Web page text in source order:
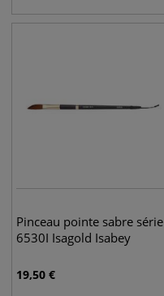
Pinceau pointe sabre série
6530I Isagold Isabey
19,50 €